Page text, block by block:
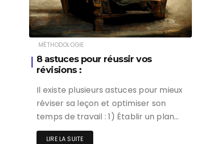
MÉTHODOLOGIE
8 astuces pour réussir vos
révisions :
Il existe plusieurs astuces pour mieux
réviser sa leçon et optimiser son
temps de travail : 1) Établir un plan…
LIRE LA SUITE